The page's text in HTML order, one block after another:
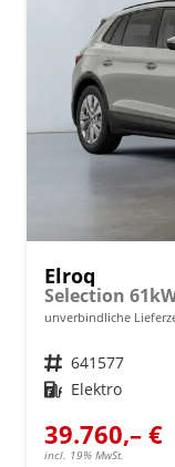
Elroq
Selection
unverbindliche
Fahrzeugnr. 641577
Kraftstoff Elektro
39.760,– €
incl. 19% MwSt.